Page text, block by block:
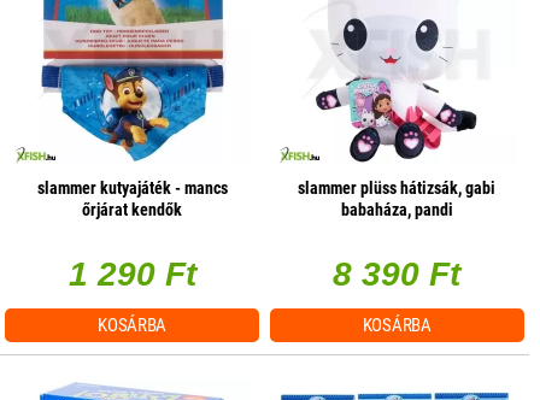
slammer kutyajáték - mancs
őrjárat kendők
1 290 Ft
KOSÁRBA
slammer plüss hátizsák, gabi
babaháza, pandi
8 390 Ft
KOSÁRBA